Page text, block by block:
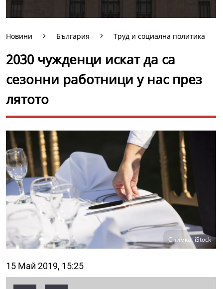
Новини България Труд и социална политика
2030 чужденци искат да са
сезонни работници у нас през
лятото
Снимка: iStock
15 Май 2019, 15:25